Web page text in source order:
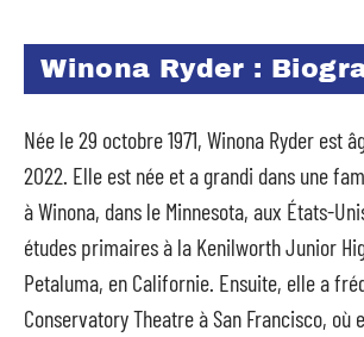
Winona Ryder :
Née le 29 octobre 1971, Winona Ryder est
2022. Elle est née et a grandi dans une
à Winona, dans le Minnesota, aux États-
études primaires à la Kenilworth Junior
Petaluma, en Californie. Ensuite, elle a
Conservatory Theatre à San Francisco, où